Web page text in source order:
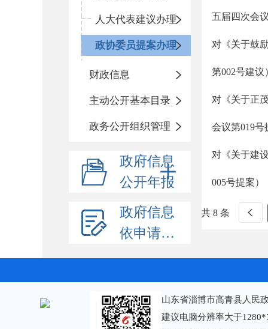
人大代表建议办理
政协委员提案办理
财政信息
主动公开基本目录
政务公开组织管理
政府信息
公开年报
政府信息
依申请公开
五届四次会
对《关于鼓
第002号建议
对《关于正
会议第019号
对《关于建
005号提案）
共 8 条
山东省淄博市高青县人民
建议电脑分辨率大于